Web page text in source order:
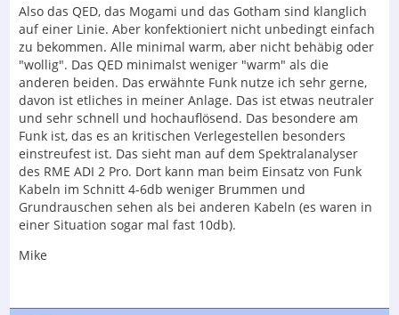
Also das QED, das Mogami und das Gotham sind klanglich
auf einer Linie. Aber konfektioniert nicht unbedingt einfach
zu bekommen. Alle minimal warm, aber nicht behäbig oder
"wollig". Das QED minimalst weniger "warm" als die
anderen beiden. Das erwähnte Funk nutze ich sehr gerne,
davon ist etliches in meiner Anlage. Das ist etwas neutraler
und sehr schnell und hochauflösend. Das besondere am
Funk ist, das es an kritischen Verlegestellen besonders
einstreufest ist. Das sieht man auf dem Spektralanalyser
des RME ADI 2 Pro. Dort kann man beim Einsatz von Funk
Kabeln im Schnitt 4-6db weniger Brummen und
Grundrauschen sehen als bei anderen Kabeln (es waren in
einer Situation sogar mal fast 10db).
Mike